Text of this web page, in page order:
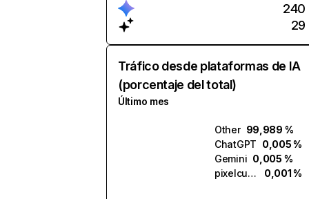
240
29
Tráfico desde plataformas de IA
(porcentaje del total)
Último mes
Other 99,989 %
ChatGPT 0,005 %
Gemini 0,005 %
pixelcut.ai
0,001 %